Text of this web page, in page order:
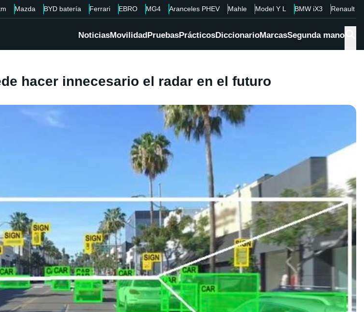
Mazda BYD batería Ferrari EBRO MG4 Aranceles PHEV Mahle Model Y L BMW iX3 Renault
NoticiasMovilidadPruebasPrácticosDiccionarioMarcasSegunda mano
hacer innecesario el radar en el futuro